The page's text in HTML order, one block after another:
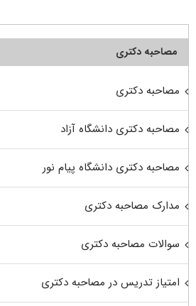
مصاحبه دکتری
مصاحبه دکتری
مصاحبه دکتری دانشگاه آزاد
مصاحبه دکتری دانشگاه پیام نور
مدارک مصاحبه دکتری
سوالات مصاحبه دکتری
امتیاز تدریس در مصاحبه دکتری